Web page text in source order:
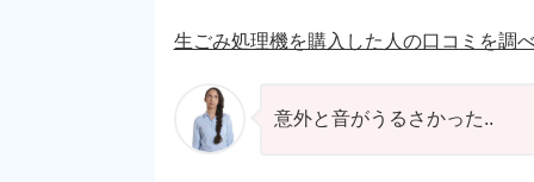
生ごみ処理機を購入した人の口コミを調
意外と音がうるさかった..